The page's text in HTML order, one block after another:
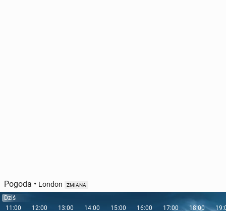
Pogoda • London ZMIANA
Dziś
11:00
12:00 13:00 14:00 15:00 16:00 17:00 18:00